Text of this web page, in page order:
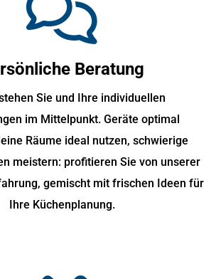
Beratung
Sie und Ihre individuellen
im Mittelpunkt. Geräte optimal
Räume ideal nutzen, schwierige
meistern: profitieren Sie von unserer
gemischt mit frischen Ideen für
Ihre Küchenplanung.